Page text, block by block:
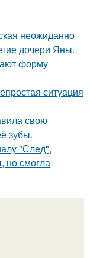
неожиданно
дочери Яны.
форму
ситуация
свою
зубы.
"След",
но смогла